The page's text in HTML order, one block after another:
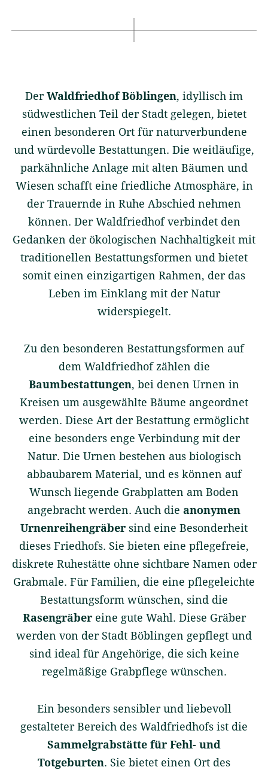
DerWaldfriedhof Böblingen, idyllisch im
südwestlichen Teil der Stadt gelegen, bietet
einen besonderen Ort für naturverbundene
und würdevolle Bestattungen. Die weitläufige,
parkähnliche Anlage mit alten Bäumen und
Wiesen schafft eine friedliche Atmosphäre, in
der Trauernde in Ruhe Abschied nehmen
können. Der Waldfriedhof verbindet den
Gedanken der ökologischen Nachhaltigkeit mit
traditionellen Bestattungsformen und bietet
somit einen einzigartigen Rahmen, der das
Leben im Einklang mit der Natur
widerspiegelt.
Zu den besonderen Bestattungsformen auf
dem Waldfriedhof zählen die
Baumbestattungen, bei denen Urnen in
Kreisen um ausgewählte Bäume angeordnet
werden. Diese Art der Bestattung ermöglicht
eine besonders enge Verbindung mit der
Natur. Die Urnen bestehen aus biologisch
abbaubarem Material, und es können auf
Wunsch liegende Grabplatten am Boden
angebracht werden. Auch die anonymen
Urnenreihengräber sind eine Besonderheit
dieses Friedhofs. Sie bieten eine pflegefreie,
diskrete Ruhestätte ohne sichtbare Namen oder
Grabmale. Für Familien, die eine pflegeleichte
Bestattungsform wünschen, sind die
Rasengräbereine gute Wahl. Diese Gräber
werden von der Stadt Böblingen gepflegt und
sind ideal für Angehörige, die sich keine
regelmäßige Grabpflege wünschen.
Ein besonders sensibler und liebevoll
gestalteter Bereich des Waldfriedhofs ist die
Sammelgrabstätte für Fehl- und
Totgeburten. Sie bietet einen Ort des